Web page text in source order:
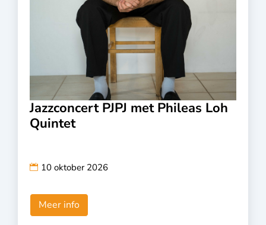
Jazzconcert PJPJ met Phileas Loh
Quintet
10 oktober 2026
Meer info